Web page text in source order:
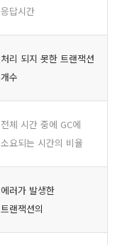
응답시간
처리 되지 못한 트랜잭션
개수
전체 시간 중에 GC에
소요되는 시간의 비율
에러가 발생한
트랜잭션의